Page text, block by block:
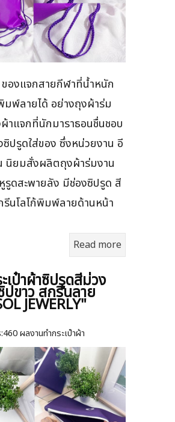
องแจกสายกีฬาที่น้ำหนัก
มพ์ลายได้ อย่างถุงผ้าร่ม
าแจกที่นักมาราธอนชื่นชอบ
ปรูดใส่ของ ซึ่งหน่วยงาน อี
นิยมสั่งผลิตถุงผ้าร่มงาน
รูดสะพายลัง มีช่องซิปรูด สี
นโลโก้พิมพ์ลายด้านหน้า
Read more
ป๋าผ้าซิปรูดสีม่วง
ขาว สกรีนลาย
JEWERLY"
460 ผลงานทำกระเป๋าผ้า